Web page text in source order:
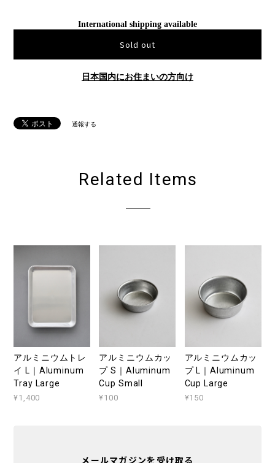
International shipping available
Sold out
日本国内にお住まいの方向け
通報する
Related Items
アルミニウムトレ
イ L｜Aluminum
Tray Large
¥1,400
アルミニウムカッ
プ S｜Aluminum
Cup Small
¥100
アルミニウムカッ
プ L｜Aluminum
Cup Large
¥150
メールマガジンを受け取る